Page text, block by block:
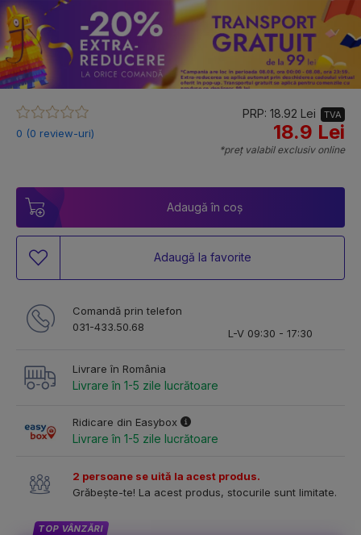
0 (0 review-uri)
PRP: 18.92 Lei TVA
18.9 Lei
*preț valabil exclusiv online
Adaugă în coș
Adaugă la favorite
Comandă prin telefon
031-433.50.68
L-V 09:30 - 17:30
Livrare în România
Livrare în 1-5 zile lucrătoare
Ridicare din Easybox
Livrare în 1-5 zile lucrătoare
2 persoane se uită la acest produs.
Grăbește-te! La acest produs, stocurile sunt limitate.
TOP VÂNZĂRI